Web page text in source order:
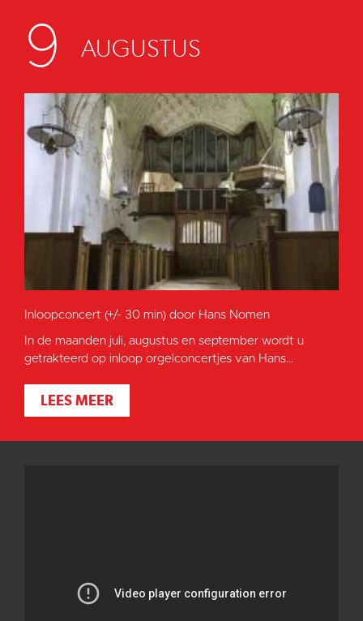
9 AUGUSTUS
Inloopconcert (+/- 30 min) door Hans Nomen
In de maanden juli, augustus en september wordt u
getrakteerd op inloop orgelconcertjes van Hans...
LEES MEER